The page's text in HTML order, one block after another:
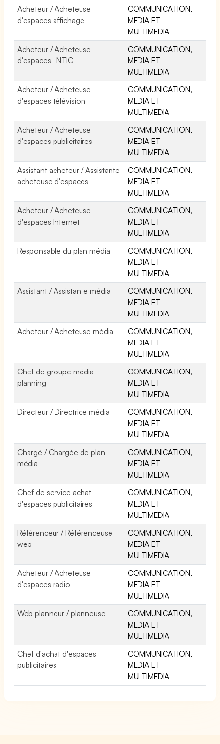
Acheteur / Acheteuse
d'espaces affichage
COMMUNICATION,
MEDIA ET
MULTIMEDIA
Acheteur / Acheteuse
d'espaces -NTIC-
COMMUNICATION,
MEDIA ET
MULTIMEDIA
Acheteur / Acheteuse
d'espaces télévision
COMMUNICATION,
MEDIA ET
MULTIMEDIA
Acheteur / Acheteuse
d'espaces publicitaires
COMMUNICATION,
MEDIA ET
MULTIMEDIA
Assistant acheteur / Assistante
acheteuse d'espaces
COMMUNICATION,
MEDIA ET
MULTIMEDIA
Acheteur / Acheteuse
d'espaces Internet
COMMUNICATION,
MEDIA ET
MULTIMEDIA
Responsable du plan média
COMMUNICATION,
MEDIA ET
MULTIMEDIA
Assistant / Assistante média
COMMUNICATION,
MEDIA ET
MULTIMEDIA
Acheteur / Acheteuse média
COMMUNICATION,
MEDIA ET
MULTIMEDIA
Chef de groupe média
planning
COMMUNICATION,
MEDIA ET
MULTIMEDIA
Directeur / Directrice média
COMMUNICATION,
MEDIA ET
MULTIMEDIA
Chargé / Chargée de plan
média
COMMUNICATION,
MEDIA ET
MULTIMEDIA
Chef de service achat
d'espaces publicitaires
COMMUNICATION,
MEDIA ET
MULTIMEDIA
Référenceur / Référenceuse
web
COMMUNICATION,
MEDIA ET
MULTIMEDIA
Acheteur / Acheteuse
d'espaces radio
COMMUNICATION,
MEDIA ET
MULTIMEDIA
Web planneur / planneuse
COMMUNICATION,
MEDIA ET
MULTIMEDIA
Chef d'achat d'espaces
publicitaires
COMMUNICATION,
MEDIA ET
MULTIMEDIA